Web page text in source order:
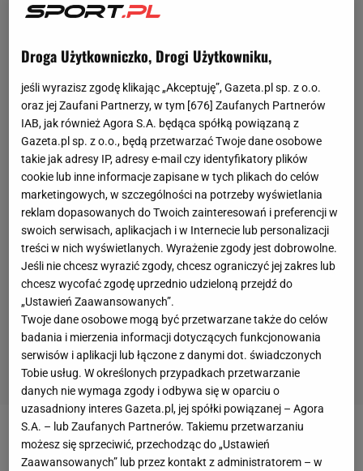
Zobacz wideo
Droga Użytkowniczko, Drogi Użytkowniku,
jeśli wyrazisz zgodę klikając „Akceptuję”, Gazeta.pl sp. z o.o.
oraz jej Zaufani Partnerzy, w tym [676] Zaufanych Partnerów
IAB, jak również Agora S.A. będąca spółką powiązaną z
Gazeta.pl sp. z o.o., będą przetwarzać Twoje dane osobowe
takie jak adresy IP, adresy e-mail czy identyfikatory plików
cookie lub inne informacje zapisane w tych plikach do celów
marketingowych, w szczególności na potrzeby wyświetlania
reklam dopasowanych do Twoich zainteresowań i preferencji w
swoich serwisach, aplikacjach i w Internecie lub personalizacji
treści w nich wyświetlanych. Wyrażenie zgody jest dobrowolne.
Jeśli nie chcesz wyrazić zgody, chcesz ograniczyć jej zakres lub
chcesz wycofać zgodę uprzednio udzieloną przejdź do
„Ustawień Zaawansowanych”.
Twoje dane osobowe mogą być przetwarzane także do celów
badania i mierzenia informacji dotyczących funkcjonowania
serwisów i aplikacji lub łączone z danymi dot. świadczonych
Tobie usług. W określonych przypadkach przetwarzanie
danych nie wymaga zgody i odbywa się w oparciu o
uzasadniony interes Gazeta.pl, jej spółki powiązanej – Agora
S.A. – lub Zaufanych Partnerów. Takiemu przetwarzaniu
możesz się sprzeciwić, przechodząc do „Ustawień
Zaawansowanych” lub przez kontakt z administratorem – w